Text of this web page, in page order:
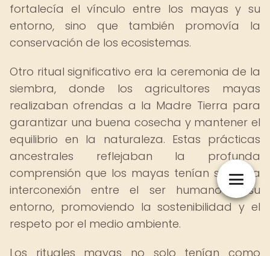
fortalecía el vínculo entre los mayas y su
entorno, sino que también promovía la
conservación de los ecosistemas.
Otro ritual significativo era la ceremonia de la
siembra, donde los agricultores mayas
realizaban ofrendas a la Madre Tierra para
garantizar una buena cosecha y mantener el
equilibrio en la naturaleza. Estas prácticas
ancestrales reflejaban la profunda
comprensión que los mayas tenían sobre la
interconexión entre el ser humano y su
entorno, promoviendo la sostenibilidad y el
respeto por el medio ambiente.
Los rituales mayas no solo tenían como